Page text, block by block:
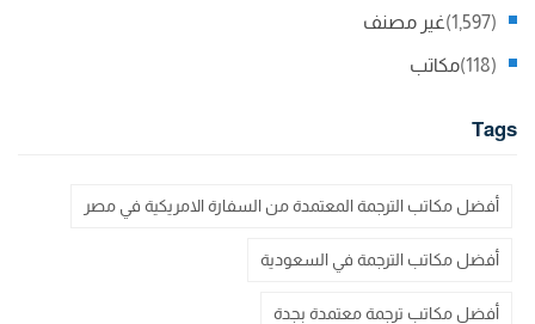
غير مصنف (1,597)
مكاتب (118)
Tags
أفضل مكاتب الترجمة المعتمدة من السفارة الامريكية في مصر
أفضل مكاتب الترجمة في السعودية
أفضل مكاتب ترجمة معتمدة بجدة